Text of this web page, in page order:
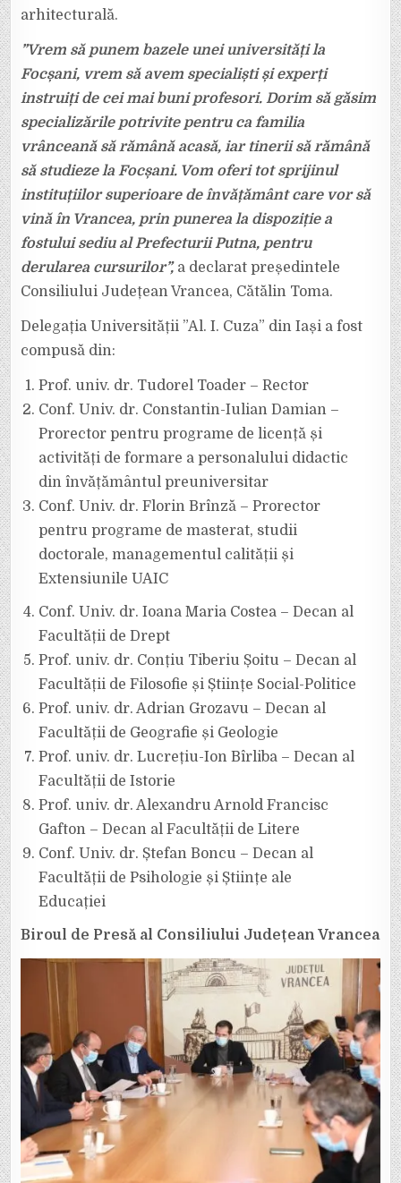
arhitecturală.
”Vrem să punem bazele unei universități la
Focșani, vrem să avem specialiști și experți
instruiți de cei mai buni profesori. Dorim să găsim
specializările potrivite pentru ca familia
vrânceană să rămână acasă, iar tinerii să rămână
să studieze la Focșani. Vom oferi tot sprijinul
instituțiilor superioare de învățământ care vor să
vină în Vrancea, prin punerea la dispoziție a
fostului sediu al Prefecturii Putna, pentru
derularea cursurilor”,a declarat președintele
Consiliului Județean Vrancea, Cătălin Toma.
Delegația Universității ”Al. I. Cuza” din Iași a fost
compusă din:
Prof. univ. dr. Tudorel Toader – Rector
Conf. Univ. dr. Constantin-Iulian Damian –
Prorector pentru programe de licență și
activități de formare a personalului didactic
din învățământul preuniversitar
Conf. Univ. dr. Florin Brînză – Prorector
pentru programe de masterat, studii
doctorale, managementul calității și
Extensiunile UAIC
Conf. Univ. dr. Ioana Maria Costea – Decan al
Facultății de Drept
Prof. univ. dr. Conțiu Tiberiu Șoitu – Decan al
Facultății de Filosofie și Științe Social-Politice
Prof. univ. dr. Adrian Grozavu – Decan al
Facultății de Geografie și Geologie
Prof. univ. dr. Lucrețiu-Ion Bîrliba – Decan al
Facultății de Istorie
Prof. univ. dr. Alexandru Arnold Francisc
Gafton – Decan al Facultății de Litere
Conf. Univ. dr. Ștefan Boncu – Decan al
Facultății de Psihologie și Științe ale
Educației
Biroul de Presă al Consiliului Județean Vrancea